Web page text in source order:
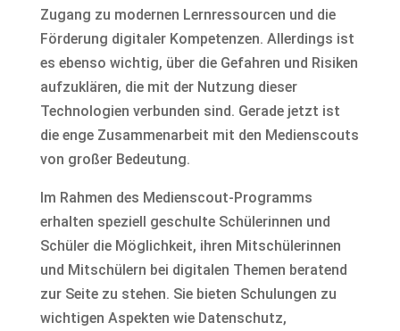
Zugang zu modernen Lernressourcen und die
Förderung digitaler Kompetenzen. Allerdings ist
es ebenso wichtig, über die Gefahren und Risiken
aufzuklären, die mit der Nutzung dieser
Technologien verbunden sind. Gerade jetzt ist
die enge Zusammenarbeit mit den Medienscouts
von großer Bedeutung.
Im Rahmen des Medienscout-Programms
erhalten speziell geschulte Schülerinnen und
Schüler die Möglichkeit, ihren Mitschülerinnen
und Mitschülern bei digitalen Themen beratend
zur Seite zu stehen. Sie bieten Schulungen zu
wichtigen Aspekten wie Datenschutz,